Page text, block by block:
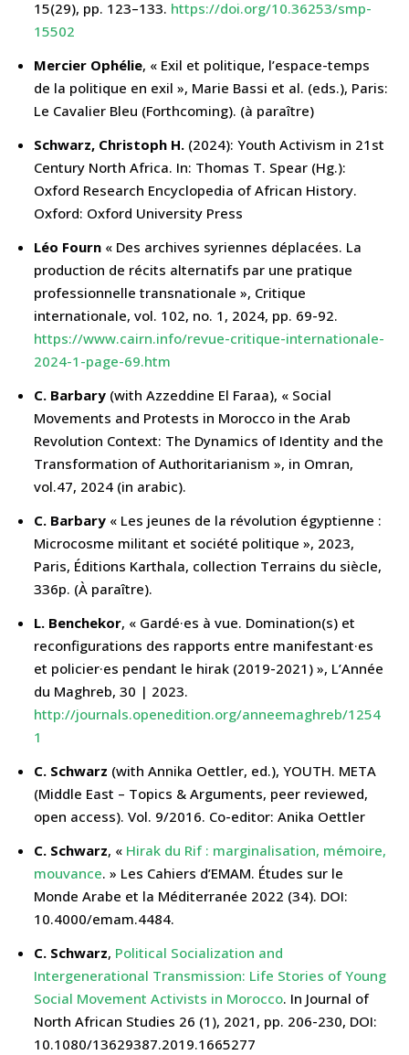
15(29), pp. 123–133. https://doi.org/10.36253/smp-
15502
Mercier Ophélie, « Exil et politique, l’espace-temps
de la politique en exil », Marie Bassi et al. (eds.), Paris:
Le Cavalier Bleu (Forthcoming). (à paraître)
Schwarz, Christoph H. (2024): Youth Activism in 21st
Century North Africa. In: Thomas T. Spear (Hg.):
Oxford Research Encyclopedia of African History.
Oxford: Oxford University Press
Léo Fourn « Des archives syriennes déplacées. La
production de récits alternatifs par une pratique
professionnelle transnationale », Critique
internationale, vol. 102, no. 1, 2024, pp. 69-92.
https://www.cairn.info/revue-critique-internationale-
2024-1-page-69.htm
C. Barbary (with Azzeddine El Faraa), « Social
Movements and Protests in Morocco in the Arab
Revolution Context: The Dynamics of Identity and the
Transformation of Authoritarianism », in Omran,
vol.47, 2024 (in arabic).
C. Barbary « Les jeunes de la révolution égyptienne :
Microcosme militant et société politique », 2023,
Paris, Éditions Karthala, collection Terrains du siècle,
336p. (À paraître).
L. Benchekor, « Gardé·es à vue. Domination(s) et
reconfigurations des rapports entre manifestant·es
et policier·es pendant le hirak (2019-2021) », L’Année
du Maghreb, 30 | 2023.
http://journals.openedition.org/anneemaghreb/1254
1
C. Schwarz (with Annika Oettler, ed.), YOUTH. META
(Middle East – Topics & Arguments, peer reviewed,
open access). Vol. 9/2016. Co-editor: Anika Oettler
C. Schwarz, « Hirak du Rif : marginalisation, mémoire,
mouvance. » Les Cahiers d’EMAM. Études sur le
Monde Arabe et la Méditerranée 2022 (34). DOI:
10.4000/emam.4484.
C. Schwarz, Political Socialization and
Intergenerational Transmission: Life Stories of Young
Social Movement Activists in Morocco. In Journal of
North African Studies 26 (1), 2021, pp. 206-230, DOI:
10.1080/13629387.2019.1665277